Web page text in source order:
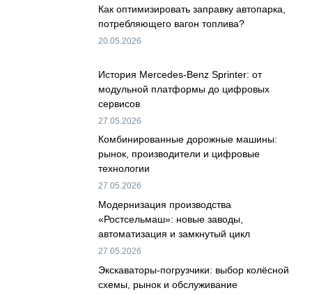
Как оптимизировать заправку автопарка,
потребляющего вагон топлива?
20.05.2026
История Mercedes-Benz Sprinter: от
модульной платформы до цифровых
сервисов
27.05.2026
Комбинированные дорожные машины:
рынок, производители и цифровые
технологии
27.05.2026
Модернизация производства
«Ростсельмаш»: новые заводы,
автоматизация и замкнутый цикл
27.05.2026
Экскаваторы-погрузчики: выбор колёсной
схемы, рынок и обслуживание